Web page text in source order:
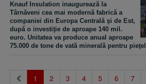
Knauf Insulation inaugurează la
Târnăveni cea mai modernă fabrică a
companiei din Europa Centrală şi de Est,
după o investiţie de aproape 140 mil.
euro. Unitatea va produce anual aproape
75.000 de tone de vată minerală pentru
1 (current)
2 3 4 5 6 7